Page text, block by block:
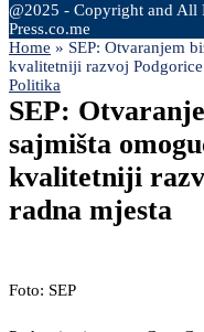
@2025 - Copyright and All
Press.co.me
Home » SEP: Otvaranjem
kvalitetniji razvoj
Politika
SEP:
sajmišta
kvalitetniji
radna mjesta
Foto: SEP